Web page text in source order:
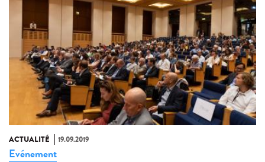
ACTUALITÉ 19.09.2019
Evénement